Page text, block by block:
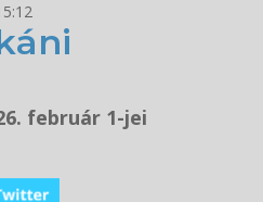
február 1-jei